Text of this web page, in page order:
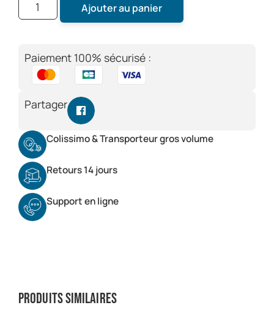
Ajouter au panier
Paiement 100% sécurisé :
Partager
Colissimo & Transporteur gros volume
Retours 14 jours
Support en ligne
Produits similaires